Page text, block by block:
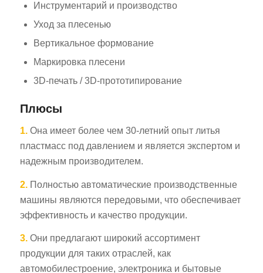
Инструментарий и производство
Уход за плесенью
Вертикальное формование
Маркировка плесени
3D-печать / 3D-прототипирование
Плюсы
1.Она имеет более чем 30-летний опыт литья
пластмасс под давлением и является экспертом и
надежным производителем.
2.Полностью автоматические производственные
машины являются передовыми, что обеспечивает
эффективность и качество продукции.
3.Они предлагают широкий ассортимент
продукции для таких отраслей, как
автомобилестроение, электроника и бытовые
NB
EL
RO